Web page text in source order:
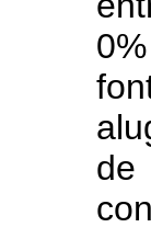
de